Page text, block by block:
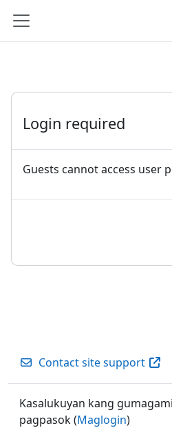
Side panel
Login required
Guests cannot access user
Contact site support
Kasalukuyan kang
pagpasok (Maglogin)